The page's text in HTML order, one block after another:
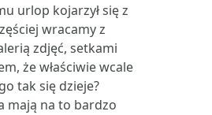
urlop kojarzył się z
wracamy z
zdjęć, setkami
że właściwie wcale
tak się dzieje?
mają na to bardzo